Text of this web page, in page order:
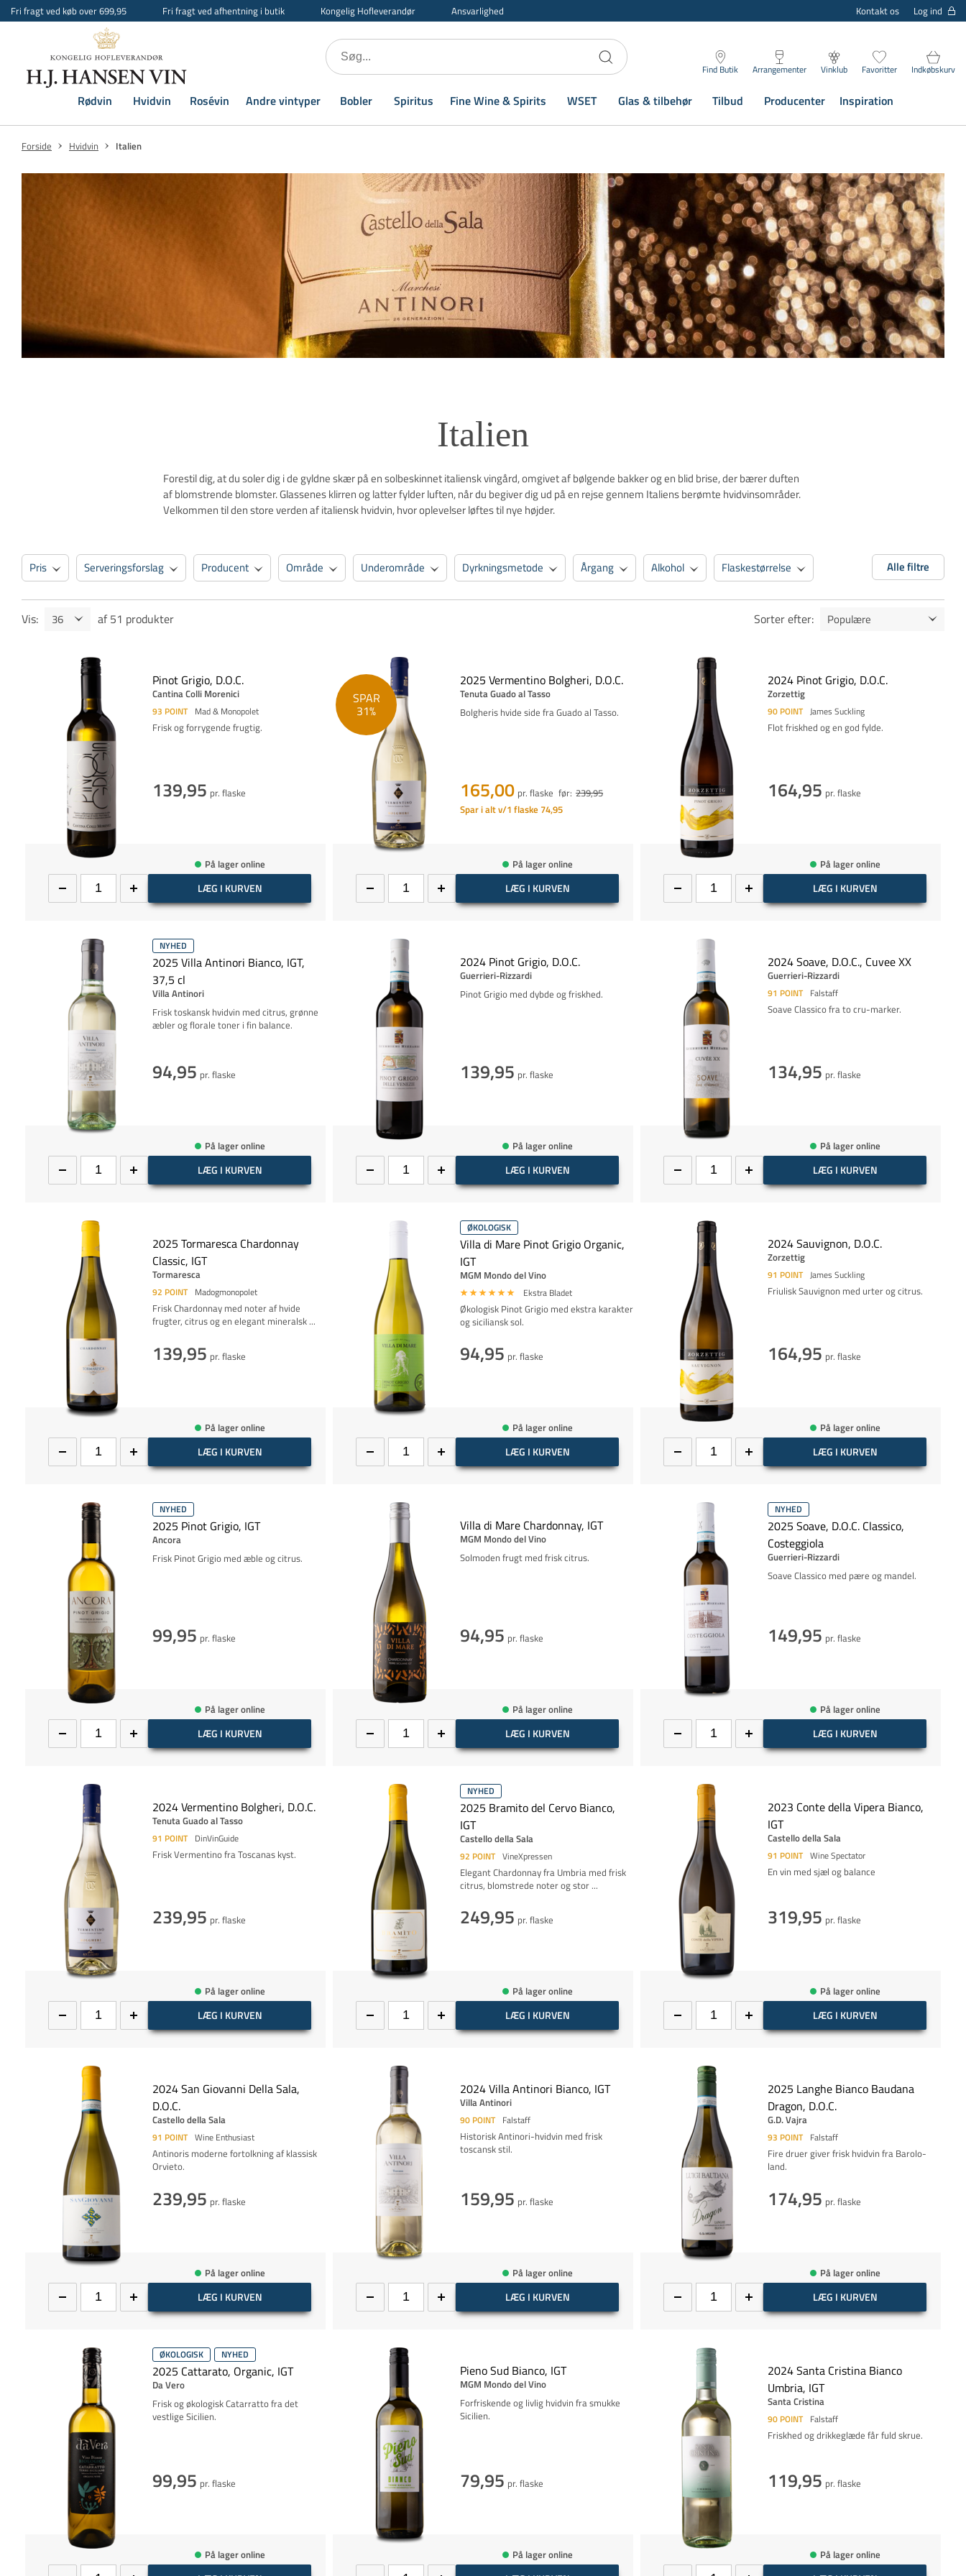
Fri fragt ved køb over 699,95 Fri fragt ved afhentning i butik Kongelig Hofleverandør Ansvarlighed Kontakt os Log ind
Find Butik Arrangementer Vinklub Favoritter Indkøbskurv
Rødvin Hvidvin Rosévin Andre vintyper Bobler Spiritus Fine Wine & Spirits WSET Glas & tilbehør Tilbud Producenter Inspiration
Forside Hvidvin Italien
Italien
Forestil dig, at du soler dig i de gyldne skær på en solbeskinnet italiensk vingård, omgivet af bølgende bakker og en blid brise, der bærer duften
af ​​blomstrende blomster. Glassenes klirren og latter fylder luften, når du begiver dig ud på en rejse gennem Italiens berømte hvidvinsområder.
Velkommen til den store verden af ​​italiensk hvidvin, hvor oplevelser løftes til nye højder.
Pris Serveringsforslag Producent Område Underområde Dyrkningsmetode Årgang Alkohol Flaskestørrelse
Proptype Anbefalede Glastyper Glastype Druesammensætning Anmeldelser Populære Fine Wine Nyheder & Premium Brand
Alle filtre
Vis: af 51 produkter Sorter efter:
Pinot Grigio, D.O.C.
Cantina Colli Morenici
93 POINT Mad & Monopolet
Frisk og forrygende frugtig.
139,95 pr. flaske
På lager online
LÆG I KURVEN
SPAR
31%
2025 Vermentino Bolgheri, D.O.C.
Tenuta Guado al Tasso
Bolgheris hvide side fra Guado al Tasso.
165,00 pr. flaske før: 239,95
Spar i alt v/1 flaske 74,95
På lager online
LÆG I KURVEN
2024 Pinot Grigio, D.O.C.
Zorzettig
90 POINT James Suckling
Flot friskhed og en god fylde.
164,95 pr. flaske
På lager online
LÆG I KURVEN
NYHED
2025 Villa Antinori Bianco, IGT,
37,5 cl
Villa Antinori
Frisk toskansk hvidvin med citrus, grønne
æbler og florale toner i fin balance.
94,95 pr. flaske
På lager online
LÆG I KURVEN
2024 Pinot Grigio, D.O.C.
Guerrieri-Rizzardi
Pinot Grigio med dybde og friskhed.
139,95 pr. flaske
På lager online
LÆG I KURVEN
2024 Soave, D.O.C., Cuvee XX
Guerrieri-Rizzardi
91 POINT Falstaff
Soave Classico fra to cru-marker.
134,95 pr. flaske
På lager online
LÆG I KURVEN
2025 Tormaresca Chardonnay
Classic, IGT
Tormaresca
92 POINT Madogmonopolet
Frisk Chardonnay med noter af hvide
frugter, citrus og en elegant mineralsk ...
139,95 pr. flaske
På lager online
LÆG I KURVEN
ØKOLOGISK
Villa di Mare Pinot Grigio Organic,
IGT
MGM Mondo del Vino
Ekstra Bladet
Økologisk Pinot Grigio med ekstra karakter
og siciliansk sol.
94,95 pr. flaske
På lager online
LÆG I KURVEN
2024 Sauvignon, D.O.C.
Zorzettig
91 POINT James Suckling
Friulisk Sauvignon med urter og citrus.
164,95 pr. flaske
På lager online
LÆG I KURVEN
NYHED
2025 Pinot Grigio, IGT
Ancora
Frisk Pinot Grigio med æble og citrus.
99,95 pr. flaske
På lager online
LÆG I KURVEN
Villa di Mare Chardonnay, IGT
MGM Mondo del Vino
Solmoden frugt med frisk citrus.
94,95 pr. flaske
På lager online
LÆG I KURVEN
NYHED
2025 Soave, D.O.C. Classico,
Costeggiola
Guerrieri-Rizzardi
Soave Classico med pære og mandel.
149,95 pr. flaske
På lager online
LÆG I KURVEN
2024 Vermentino Bolgheri, D.O.C.
Tenuta Guado al Tasso
91 POINT DinVinGuide
Frisk Vermentino fra Toscanas kyst.
239,95 pr. flaske
På lager online
LÆG I KURVEN
NYHED
2025 Bramito del Cervo Bianco,
IGT
Castello della Sala
92 POINT VineXpressen
Elegant Chardonnay fra Umbria med frisk
citrus, blomstrede noter og stor ...
249,95 pr. flaske
På lager online
LÆG I KURVEN
2023 Conte della Vipera Bianco,
IGT
Castello della Sala
91 POINT Wine Spectator
En vin med sjæl og balance
319,95 pr. flaske
På lager online
LÆG I KURVEN
2024 San Giovanni Della Sala,
D.O.C.
Castello della Sala
91 POINT Wine Enthusiast
Antinoris moderne fortolkning af klassisk
Orvieto.
239,95 pr. flaske
På lager online
LÆG I KURVEN
2024 Villa Antinori Bianco, IGT
Villa Antinori
90 POINT Falstaff
Historisk Antinori-hvidvin med frisk
toscansk stil.
159,95 pr. flaske
På lager online
LÆG I KURVEN
2025 Langhe Bianco Baudana
Dragon, D.O.C.
G.D. Vajra
93 POINT Falstaff
Fire druer giver frisk hvidvin fra Barolo-
land.
174,95 pr. flaske
På lager online
LÆG I KURVEN
ØKOLOGISK NYHED
2025 Cattarato, Organic, IGT
Da Vero
Frisk og økologisk Catarratto fra det
vestlige Sicilien.
99,95 pr. flaske
På lager online
Pieno Sud Bianco, IGT
MGM Mondo del Vino
Forfriskende og livlig hvidvin fra smukke
Sicilien.
79,95 pr. flaske
På lager online
2024 Santa Cristina Bianco
Umbria, IGT
Santa Cristina
90 POINT Falstaff
Friskhed og drikkeglæde får fuld skrue.
119,95 pr. flaske
På lager online